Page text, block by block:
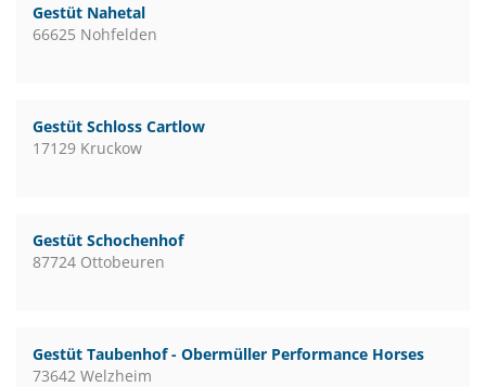
Gestüt Nahetal
66625 Nohfelden
Gestüt Schloss Cartlow
17129 Kruckow
Gestüt Schochenhof
87724 Ottobeuren
Gestüt Taubenhof - Obermüller Performance Horses
73642 Welzheim